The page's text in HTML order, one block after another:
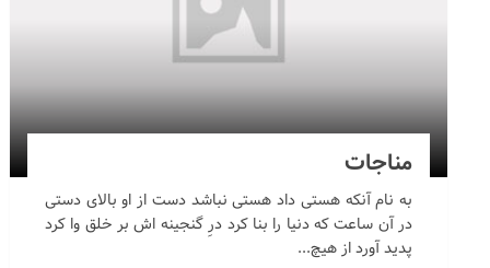
مناجات
به نام آنکه هستی داد هستی نباشد دست از او بالای دستی
در آن ساعت که دنیا را بنا کرد درِ گنجینه اش بر خلق وا کرد
پدید آورد از هیچ...